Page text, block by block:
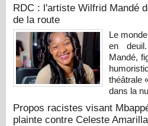
RDC : l'artiste Wilfrid Mandé
de la route
Le
en
Mandé,
théâtrale
dans la
Propos racistes visant
plainte contre Celeste Amarilla